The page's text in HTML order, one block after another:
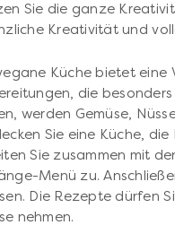
Sie die ganze
Kreativität und
Küche bietet
die
werden Gemüse,
Sie eine Küche,
Sie zusammen mit
Menü zu.
Die Rezepte dürfen
nehmen.